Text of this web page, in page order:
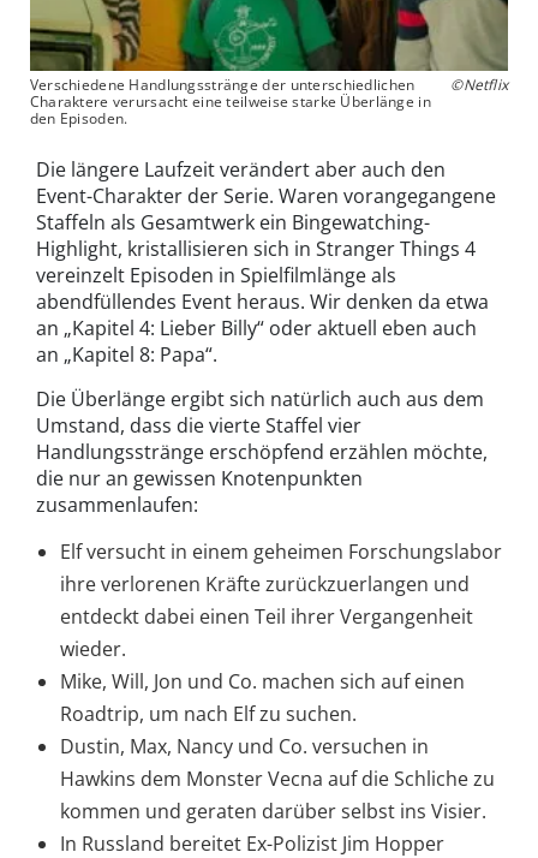
Verschiedene Handlungsstränge der unterschiedlichen
Charaktere verursacht eine teilweise starke Überlänge in
den Episoden.
©Netflix
Die längere Laufzeit verändert aber auch den
Event-Charakter der Serie. Waren vorangegangene
Staffeln als Gesamtwerk ein Bingewatching-
Highlight, kristallisieren sich in Stranger Things 4
vereinzelt Episoden in Spielfilmlänge als
abendfüllendes Event heraus. Wir denken da etwa
an „Kapitel 4: Lieber Billy“ oder aktuell eben auch
an „Kapitel 8: Papa“.
Die Überlänge ergibt sich natürlich auch aus dem
Umstand, dass die vierte Staffel vier
Handlungsstränge erschöpfend erzählen möchte,
die nur an gewissen Knotenpunkten
zusammenlaufen:
Elf versucht in einem geheimen Forschungslabor
ihre verlorenen Kräfte zurückzuerlangen und
entdeckt dabei einen Teil ihrer Vergangenheit
wieder.
Mike, Will, Jon und Co. machen sich auf einen
Roadtrip, um nach Elf zu suchen.
Dustin, Max, Nancy und Co. versuchen in
Hawkins dem Monster Vecna auf die Schliche zu
kommen und geraten darüber selbst ins Visier.
In Russland bereitet Ex-Polizist Jim Hopper